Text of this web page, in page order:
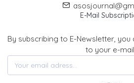
E-Mail
By subscribing to E-Newsletter,
to your e-